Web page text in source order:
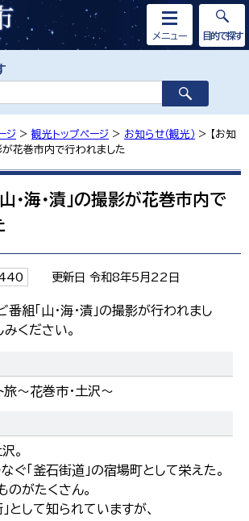
メニュー 目的で探す
ジ > 観光トップページ > お知らせ（観光） > 【お知
影が花巻市内で行われました
山・海・漬」の撮影が花巻市内で
更新日 令和8年5月22日
組「山・海・漬」の撮影が行われまし
ください。
旅～花巻市・土沢～
。
ぐ「釜石街道」の宿場町として栄えた。
のがたくさん。
として知られていますが、